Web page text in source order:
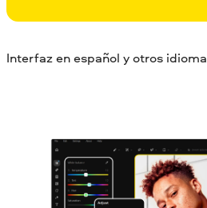
Interfaz en español y otros